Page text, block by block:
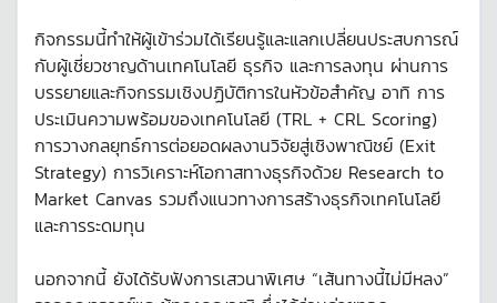
กิจกรรมนี้ทำให้ผู้เข้าร่วมได้เรียนรู้และแลกเปลี่ยนประสบการณ์
กับผู้เชี่ยวชาญด้านเทคโนโลยี ธุรกิจ และการลงทุน ผ่านการ
บรรยายและกิจกรรมเชิงปฏิบัติการในหัวข้อสำคัญ อาทิ การ
ประเมินความพร้อมของเทคโนโลยี (TRL + CRL Scoring)
การวางกลยุทธ์การต่อยอดผลงานวิจัยสู่เชิงพาณิชย์ (Exit
Strategy) การวิเคราะห์โอกาสทางธุรกิจด้วย Research to
Market Canvas รวมถึงแนวทางการสร้างธุรกิจเทคโนโลยี
และการระดมทุน
นอกจากนี้ ยังได้รับฟังการเสวนาพิเศษ “เส้นทางนี้ไม่มีหลง”